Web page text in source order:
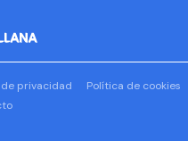
privacidad
Política de cookies